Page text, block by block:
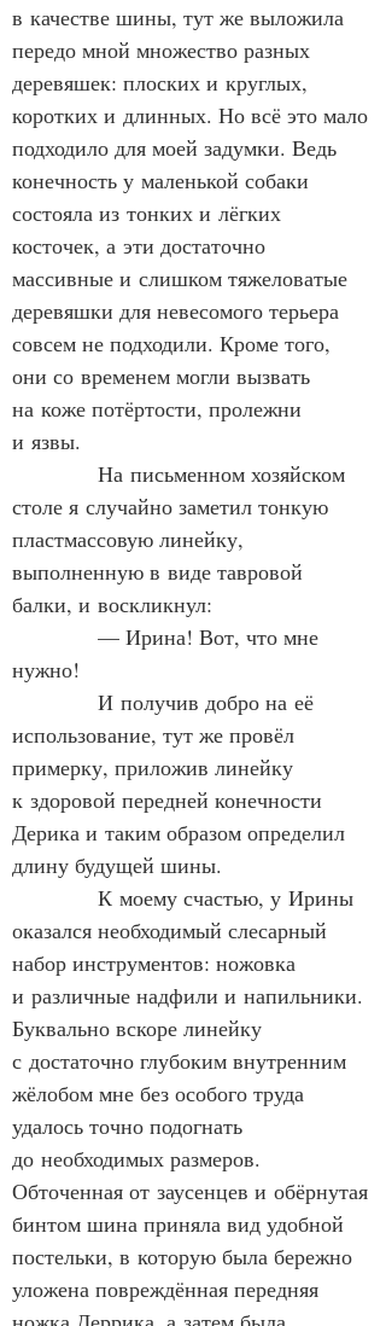
в качестве шины, тут же выложила
передо мной множество разных
деревяшек: плоских и круглых,
коротких и длинных. Но всё это мало
подходило для моей задумки. Ведь
конечность у маленькой собаки
состояла из тонких и лёгких
косточек, а эти достаточно
массивные и слишком тяжеловатые
деревяшки для невесомого терьера
совсем не подходили. Кроме того,
они со временем могли вызвать
на коже потёртости, пролежни
и язвы.
На письменном хозяйском
столе я случайно заметил тонкую
пластмассовую линейку,
выполненную в виде тавровой
балки, и воскликнул:
— Ирина! Вот, что мне
нужно!
И получив добро на её
использование, тут же провёл
примерку, приложив линейку
к здоровой передней конечности
Дерика и таким образом определил
длину будущей шины.
К моему счастью, у Ирины
оказался необходимый слесарный
набор инструментов: ножовка
и различные надфили и напильники.
Буквально вскоре линейку
с достаточно глубоким внутренним
жёлобом мне без особого труда
удалось точно подогнать
до необходимых размеров.
Обточенная от заусенцев и обёрнутая
бинтом шина приняла вид удобной
постельки, в которую была бережно
уложена повреждённая передняя